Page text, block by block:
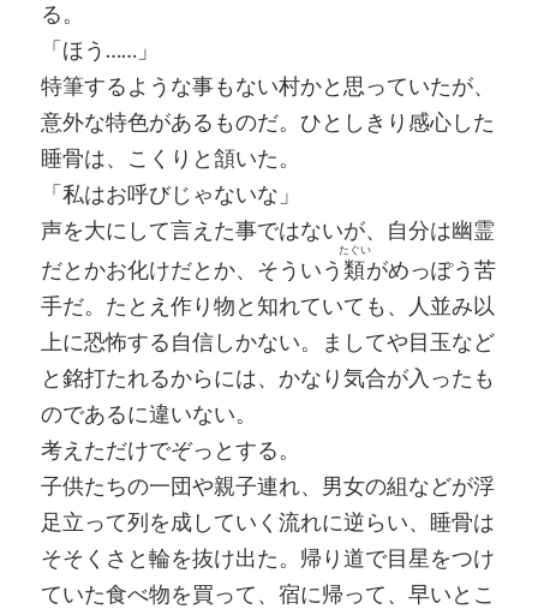
る。
「ほう……」
特筆するような事もない村かと思っていたが、
意外な特色があるものだ。ひとしきり感心した
睡骨は、こくりと頷いた。
「私はお呼びじゃないな」
声を大にして言えた事ではないが、自分は幽霊
だとかお化けだとか、そういう類
たぐい
がめっぽう苦
手だ。たとえ作り物と知れていても、人並み以
上に恐怖する自信しかない。ましてや目玉など
と銘打たれるからには、かなり気合が入ったも
のであるに違いない。
考えただけでぞっとする。
子供たちの一団や親子連れ、男女の組などが浮
足立って列を成していく流れに逆らい、睡骨は
そそくさと輪を抜け出た。帰り道で目星をつけ
ていた食べ物を買って、宿に帰って、早いとこ